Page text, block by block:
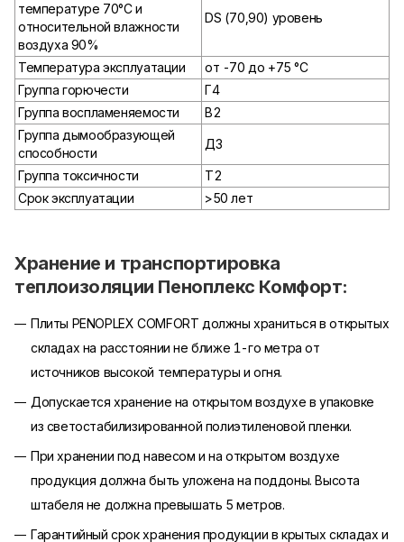
температуре 70°С и
относительной влажности
воздуха 90%
DS (70,90) уровень
Температура эксплуатации
от -70 до +75 °С
Группа горючести
Г4
Группа воспламеняемости
В2
Группа дымообразующей
способности
Д3
Группа токсичности
Т2
Срок эксплуатации
>50 лет
Хранение и транспортировка
теплоизоляции Пеноплекс Комфорт:
Плиты PENOPLEX COMFORT должны храниться в открытых
складах на расстоянии не ближе 1-го метра от
источников высокой температуры и огня.
Допускается хранение на открытом воздухе в упаковке
из светостабилизированной полиэтиленовой пленки.
При хранении под навесом и на открытом воздухе
продукция должна быть уложена на поддоны. Высота
штабеля не должна превышать 5 метров.
Гарантийный срок хранения продукции в крытых складах и